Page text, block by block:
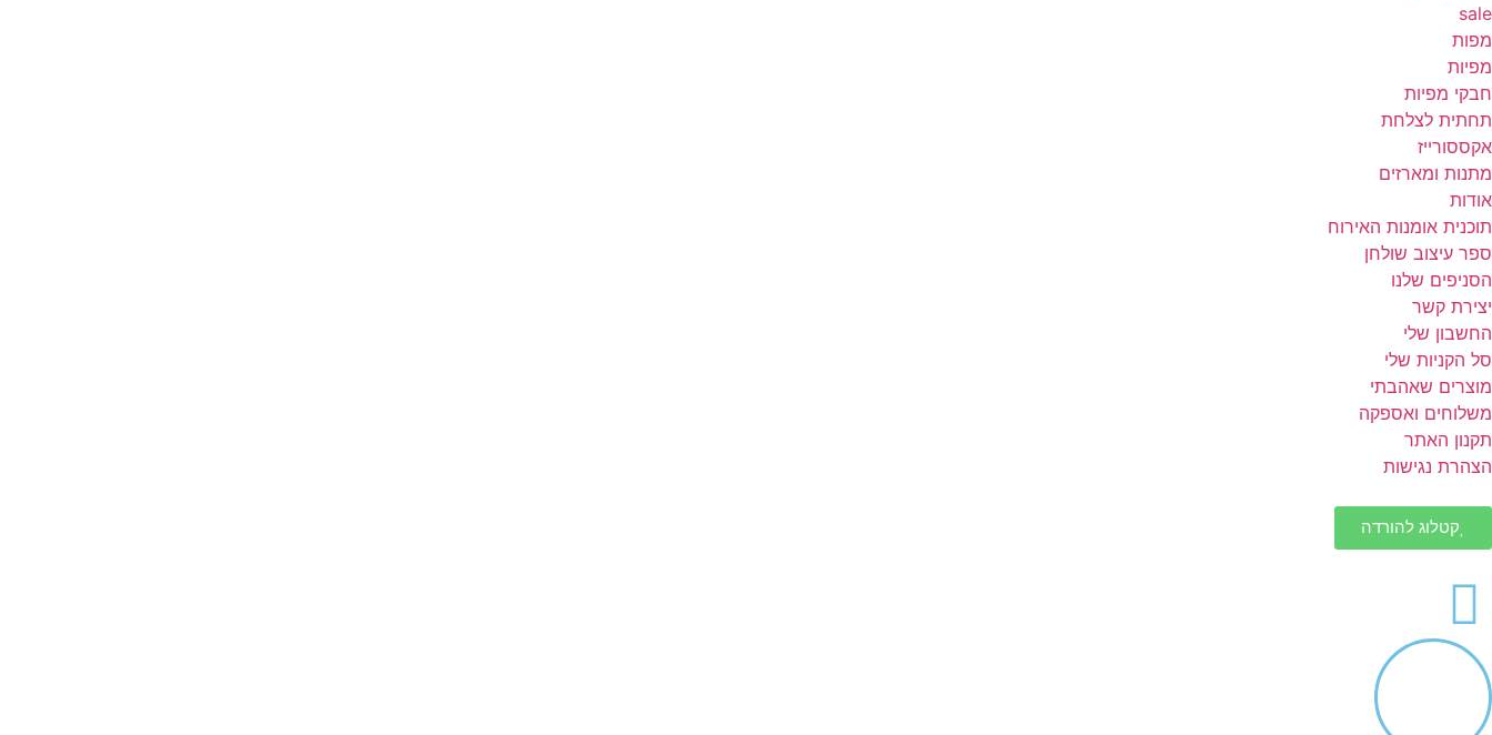
sale
מפות
מפיות
חבקי מפיות
תחתית לצלחת
אקססורייז
מתנות ומארזים
אודות
תוכנית אומנות האירוח
ספר עיצוב שולחן
הסניפים שלנו
יצירת קשר
החשבון שלי
סל הקניות שלי
מוצרים שאהבתי
משלוחים ואספקה
תקנון האתר
הצהרת נגישות
קטלוג להורדה